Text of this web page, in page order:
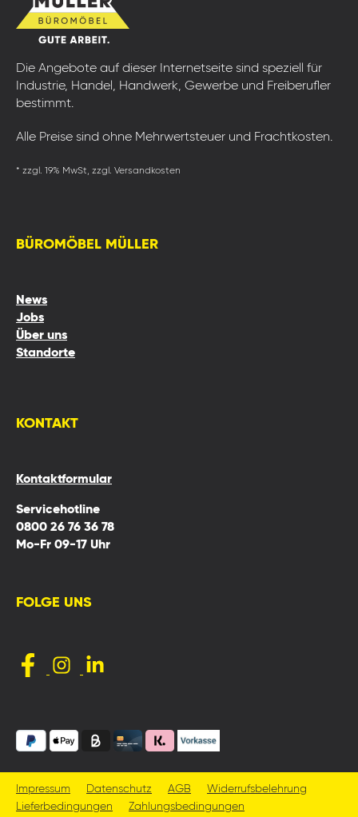
Die Angebote auf dieser Internetseite sind speziell für
Industrie, Handel, Handwerk, Gewerbe und Freiberufler
bestimmt.
Alle Preise sind ohne Mehrwertsteuer und Frachtkosten.
* zzgl. 19% MwSt, zzgl. Versandkosten
BÜROMÖBEL MÜLLER
News
Jobs
Über uns
Standorte
KONTAKT
Kontaktformular
Servicehotline
0800 26 76 36 78
Mo-Fr 09-17 Uhr
FOLGE UNS
Impressum Datenschutz AGB
Widerrufsbelehrung
Lieferbedingungen
Zahlungsbedingungen